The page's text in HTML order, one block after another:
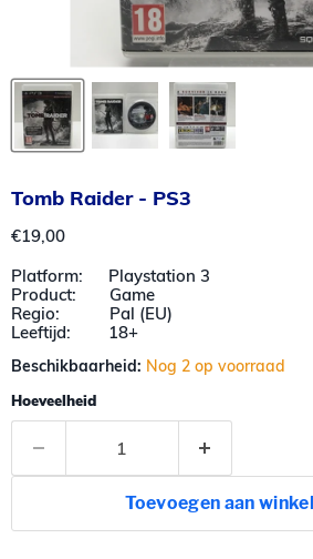
Tomb Raider - PS3
Huidige prijs
€19,00
Platform: Playstation 3
Product: Game
Regio: Pal (EU)
Leeftijd: 18+
Beschikbaarheid: Nog 2 op voorraad
Hoeveelheid
Toevoegen aan